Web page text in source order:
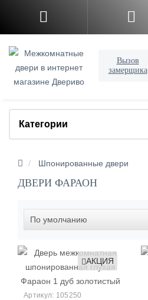
Вызов
замерщика
Категории
Шпонированные двери
ДВЕРИ ФАРАОН
АКЦИЯ
105250